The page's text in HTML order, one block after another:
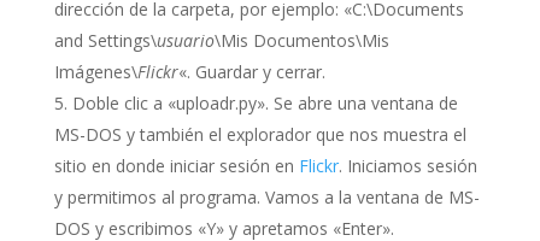
dirección de la carpeta, por ejemplo: «C:\Documents
and Settings\usuario\Mis Documentos\Mis
Imágenes\Flickr«. Guardar y cerrar.
Doble clic a «uploadr.py». Se abre una ventana de
MS-DOS y también el explorador que nos muestra el
sitio en donde iniciar sesión en Flickr. Iniciamos sesión
y permitimos al programa. Vamos a la ventana de MS-
DOS y escribimos «Y» y apretamos «Enter».